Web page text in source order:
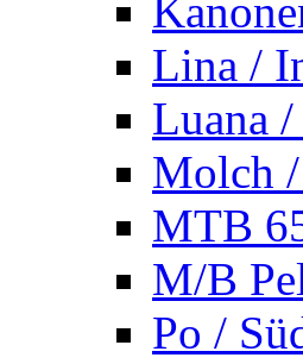
Lina /
Luana
Molch
MTB
M/B
Po /